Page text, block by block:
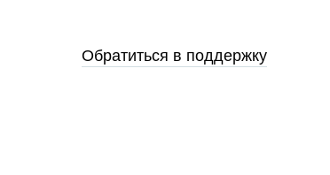
Обратиться в поддержку